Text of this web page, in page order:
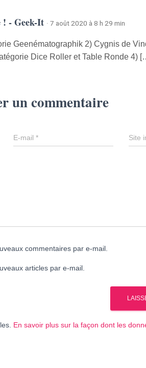
! - Geek-It · 7 août 2020 à 8 h 29 min
Geenématographik 2) Cygnis de
Dice Roller et Table Ronde 4)
un commentaire
E-mail* Site
commentaires par e-mail.
articles par e-mail.
En savoir plus sur la façon dont les